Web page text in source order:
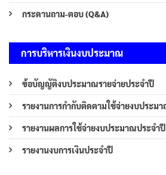
กระดานถาม-ตอบ (Q&A)
การบริหารเงินงบประมาณ
ข้อบัญญัติงบประมาณรายจ่ายประจำปี
รายงานการกำกับติดตามใช้จ่ายงบประม
รายงานผลการใช้จ่ายงบประมาณประจำปี
รายงานงบการเงินประจำปี